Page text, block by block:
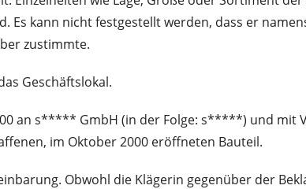
kann nicht festgestellt werden, dass er
zustimmte.
Geschäftslokal.
an s***** GmbH (in der Folge: s*****) und mit
im Oktober 2000 eröffneten Bauteil.
Obwohl die Klägerin gegenüber der